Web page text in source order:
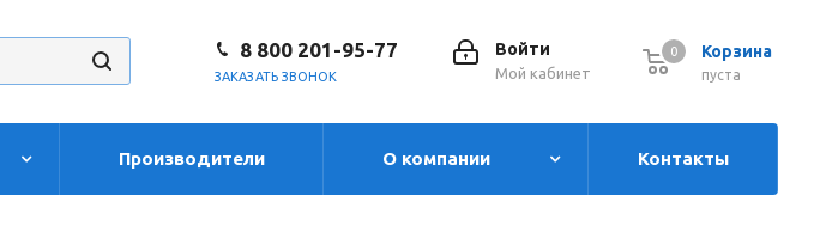
Корзина
0
пуста
0
Войти
Мой кабинет
8 800 201-95-77
ЗАКАЗАТЬ ЗВОНОК
Производители О компании Контакты